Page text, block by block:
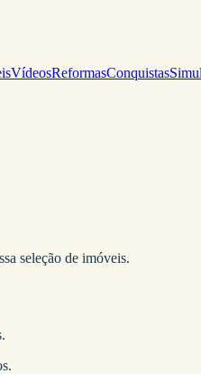
VídeosReformasConquistas
seleção de imóveis.